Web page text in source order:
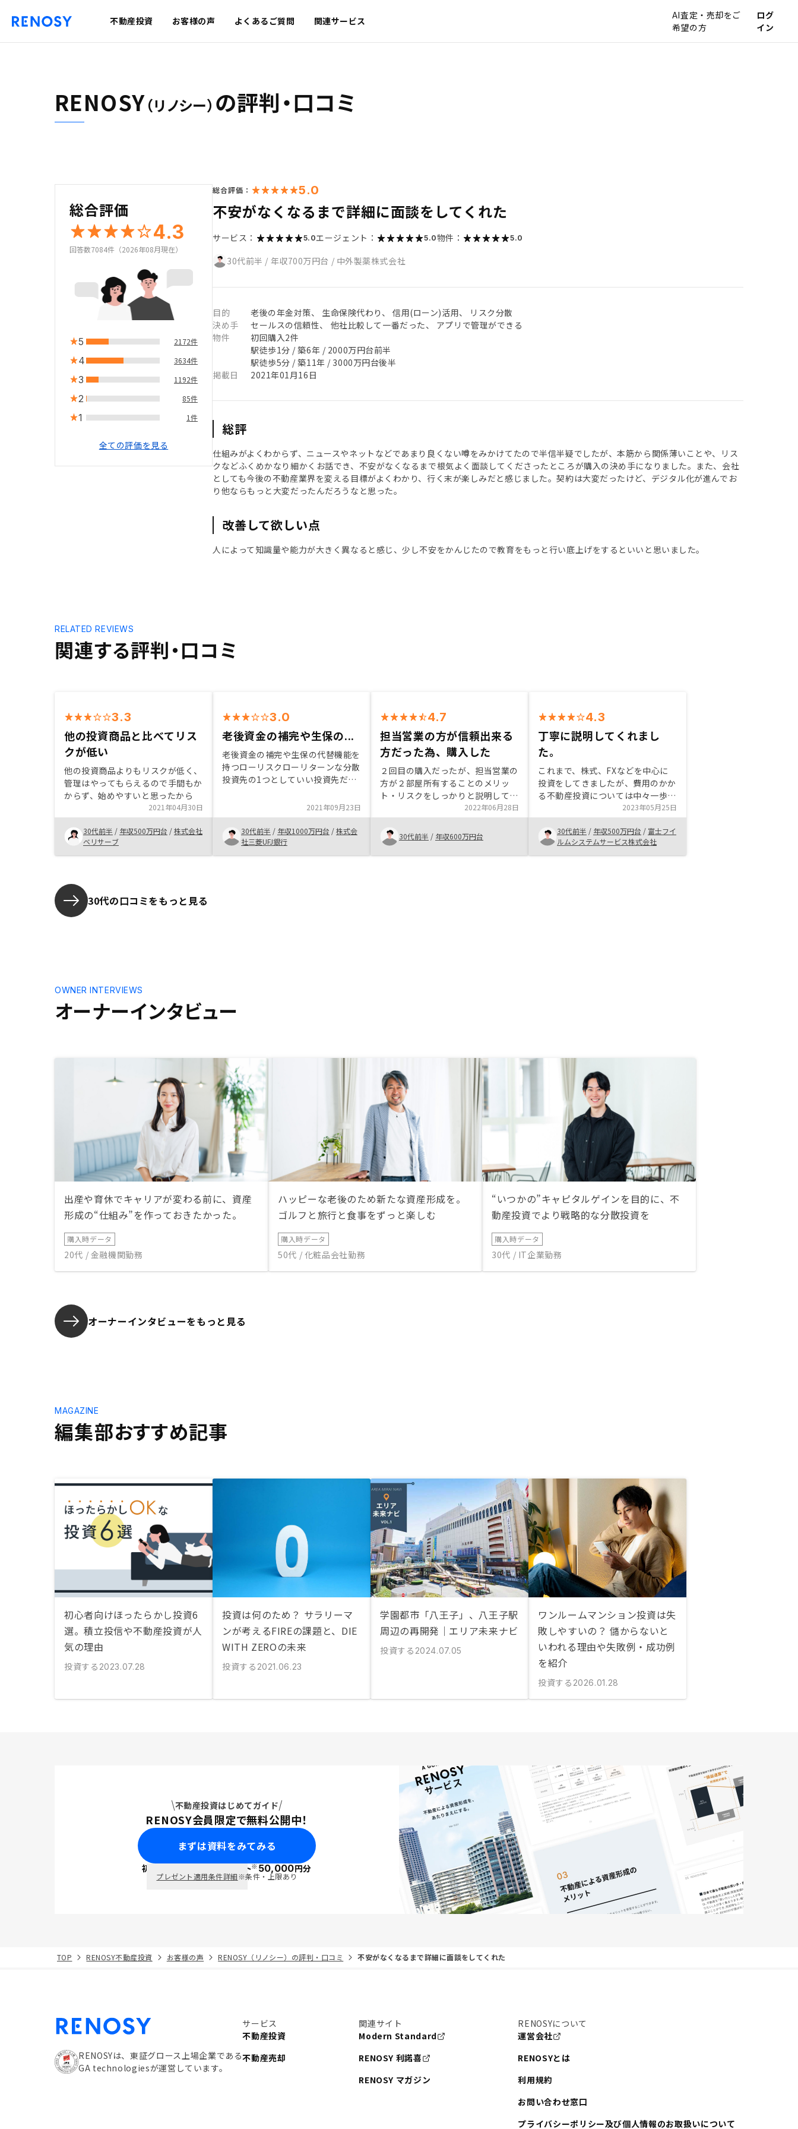
不動産投資 お客様の声 よくあるご質問 関連サービス
AI査定・売却をご
希望の方
ログ
イン
RENOSY（リノシー） の評判・口コミ
総合評価
4.3
回答数7084件（2026年08月現在）
5 2172件
4 3634件
3 1192件
2 85件
1 1件
全ての評価を見る
総合評価： 5.0
不安がなくなるまで詳細に面談をしてくれた
サービス： 5.0エージェント： 5.0物件： 5.0
30代前半 / 年収700万円台 / 中外製薬株式会社
目的
老後の年金対策、 生命保険代わり、 信用(ローン)活用、 リスク分散
決め手
セールスの信頼性、 他社比較して一番だった、 アプリで管理ができる
物件
初回購入2件
駅徒歩1分 / 築6年 / 2000万円台前半
駅徒歩5分 / 築11年 / 3000万円台後半
掲載日
2021年01月16日
総評
仕組みがよくわからず、ニュースやネットなどであまり良くない噂をみかけてたので半信半疑でしたが、本筋から関係薄いことや、リス
クなどふくめかなり細かくお話でき、不安がなくなるまで根気よく面談してくださったところが購入の決め手になりました。また、会社
としても今後の不動産業界を変える目標がよくわかり、行く末が楽しみだと感じました。契約は大変だったけど、デジタル化が進んでお
り他ならもっと大変だったんだろうなと思った。
改善して欲しい点
人によって知識量や能力が大きく異なると感じ、少し不安をかんじたので教育をもっと行い底上げをするといいと思いました。
関連する評判・口コミ
RELATED REVIEWS
3.3
他の投資商品と比べてリス
クが低い
他の投資商品よりもリスクが低く、
管理はやってもらえるので手間もか
からず、始めやすいと思ったから
2021年04月30日
30代前半 / 年収500万円台 /株式会社
ベリサーブ
3.0
老後資金の補完や生保の...
老後資金の補完や生保の代替機能を
持つローリスクローリターンな分散
投資先の1つとしていい投資先だと
2021年09月23日
30代前半 / 年収1000万円台 /株式会
社三菱UFJ銀行
4.7
担当営業の方が信頼出来る
方だった為、購入した
２回目の購入だったが、担当営業の
方が２部屋所有することのメリッ
ト・リスクをしっかりと説明してく
れた為、またリスクが自分自身の許
容範囲内であった為、購入した。契
約時の手続きもしっかりとサポート
してくれた。担当営業の方が非常に
信頼出来る方だったので、満足して
2022年06月28日
30代前半 / 年収600万円台
4.3
丁寧に説明してくれまし
た。
これまで、株式、FXなどを中心に
投資をしてきましたが、費用のかか
る不動産投資については中々一歩が
踏み出せずにいました。 まずは話
しだけ聞いてみようと思い営業担当
の方とお話しをしました。どのよう
なリスク、メリットがあるか、不動
産投資の疑問などなどをひたすら質
2023年05月25日
30代前半 / 年収500万円台 / 富士フイ
ルムシステムサービス株式会社
30代の口コミをもっと見る
オーナーインタビュー
OWNER INTERVIEWS
出産や育休でキャリアが変わる前に、資産
形成の“仕組み”を作っておきたかった。
購入時データ
20代 / 金融機関勤務
ハッピーな老後のため新たな資産形成を。
ゴルフと旅行と食事をずっと楽しむ
購入時データ
50代 / 化粧品会社勤務
“いつかの”キャピタルゲインを目的に、不
動産投資でより戦略的な分散投資を
購入時データ
30代 / IT企業勤務
オーナーインタビューをもっと見る
編集部おすすめ記事
MAGAZINE
初心者向けほったらかし投資6
選。積立投信や不動産投資が人
気の理由
投資する 2023.07.28
投資は何のため？ サラリーマ
ンが考えるFIREの課題と、DIE
WITH ZEROの未来
投資する 2021.06.23
学園都市「八王子」、八王子駅
周辺の再開発｜エリア未来ナビ
投資する 2024.07.05
ワンルームマンション投資は失
敗しやすいの？ 儲からないと
いわれる理由や失敗例・成功例
を紹介
投資する 2026.01.28
不動産投資はじめてガイド
RENOSY会員限定で無料公開中！
まずは資料をみてみる
初回面談で ポイント※50,000円分
プレゼント適用条件詳細※条件・上限あり
TOP RENOSY不動産投資 お客様の声 RENOSY（リノシー）の評判・口コミ 不安がなくなるまで詳細に面談をしてくれた
RENOSYは、東証グロース上場企業である
GA technologiesが運営しています。
サービス
不動産投資
不動産売却
関連サイト
Modern Standard
RENOSY 利諾喜
RENOSY マガジン
RENOSYについて
運営会社
RENOSYとは
利用規約
お問い合わせ窓口
プライバシーポリシー及び個人情報のお取扱いについて